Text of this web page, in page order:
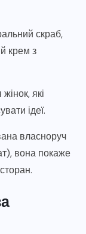
скраб,
крем з
які
ідеї.
власноруч
вона покаже